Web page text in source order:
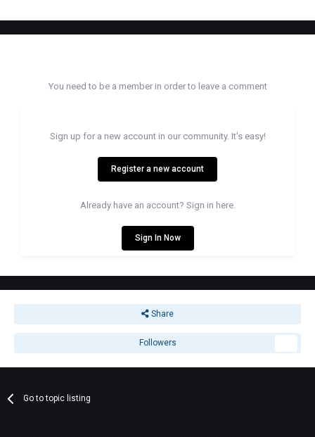
You need to be a member in order to leave a comment
Sign up for a new account in our community. It's easy!
Register a new account
Already have an account? Sign in here.
Sign In Now
Share
Followers
Go to topic listing